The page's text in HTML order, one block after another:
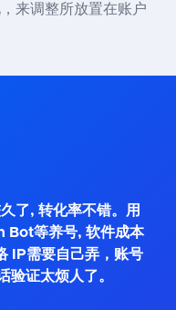
来调整所放置在账户
了, 转化率不错。用
等养号, 软件成本
IP需要自己弄，账号
证太烦人了。